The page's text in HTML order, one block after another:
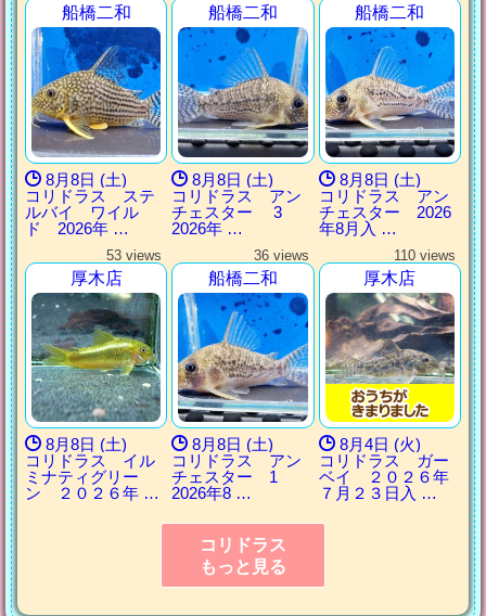
船橋二和
8月8日 (土)
コリドラス ステ
ルバイ ワイル
ド 2026年 …
船橋二和
8月8日 (土)
コリドラス アン
チェスター 3
2026年 …
船橋二和
8月8日 (土)
コリドラス アン
チェスター 2026
年8月入 …
53 views
厚木店
8月8日 (土)
コリドラス イル
ミナティグリー
ン ２０２６年 …
36 views
船橋二和
8月8日 (土)
コリドラス アン
チェスター 1
2026年8 …
110 views
厚木店
8月4日 (火)
コリドラス ガー
ベイ ２０２６年
７月２３日入 …
コリドラス
もっと見る